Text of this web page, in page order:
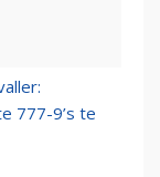
777-9’s te